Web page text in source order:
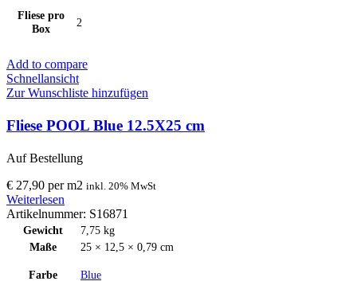
Fliese pro
Box
2
Add to compare
Schnellansicht
Zur Wunschliste hinzufügen
Fliese POOL Blue 12.5X25 cm
Auf Bestellung
€ 27,90 perm2 inkl. 20% MwSt
Weiterlesen
Artikelnummer: S16871
Gewicht
7,75 kg
Maße
25 × 12,5 × 0,79 cm
Farbe Blue